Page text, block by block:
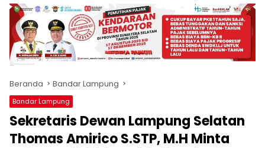
produk
antara
lain
mampu
menjadi
komunikasi
usaha
(beriklan),
fokus
pada
Beranda Bandar Lampung
Bandar Lampung
Sekretaris Dewan Lampung Selatan
Thomas Amirico S.STP, M.H Minta